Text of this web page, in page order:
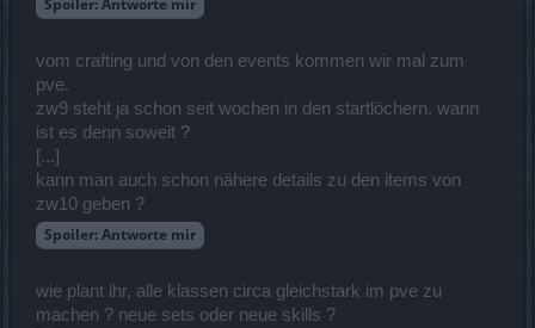
Spoiler:Antworte mir
vom crafting und von den events kommen wir mal zum
pve.
zw9 steht ja schon seit wochen in den startlöchern. wann
ist es denn soweit ?
[...]
kann man auch schon nähere details zu den items von
zw10 geben ?
Spoiler:Antworte mir
wie plant ihr, alle klassen circa gleichstark im pve zu
machen ? neue sets oder neue skills ?